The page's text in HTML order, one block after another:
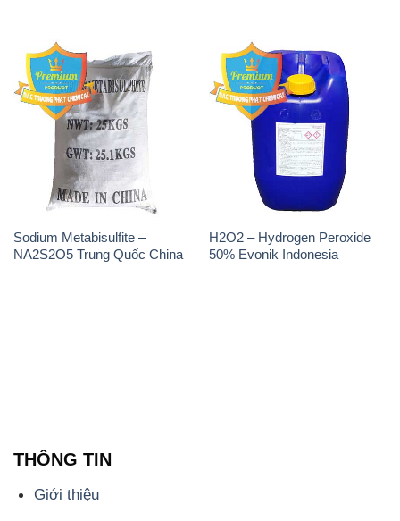
Sodium Metabisulfite –
NA2S2O5 Trung Quốc China
H2O2 – Hydrogen Peroxide
50% Evonik Indonesia
THÔNG TIN
Giới thiệu